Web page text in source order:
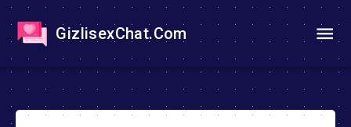
GizlisexChat.Com